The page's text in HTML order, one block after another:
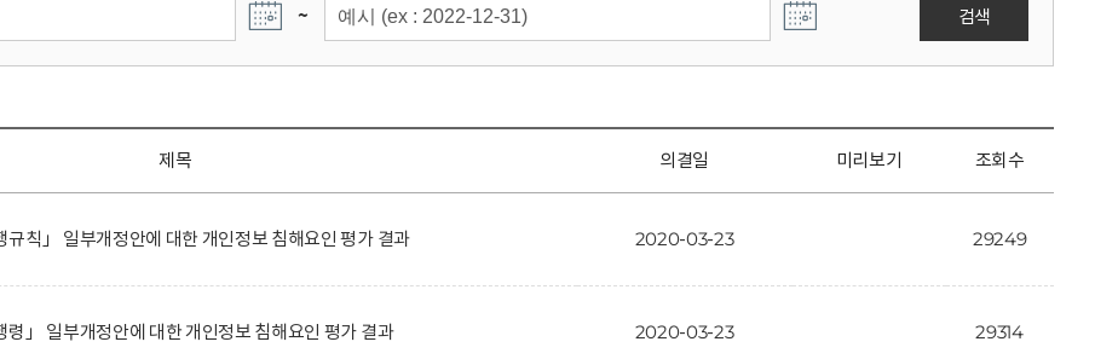
~ 검색
제목 의결일 미리보기 조회수
규칙」 일부개정안에 대한 개인정보 침해요인 평가 결과 2020-03-23 29249
령」 일부개정안에 대한 개인정보 침해요인 평가 결과 2020-03-23 29314